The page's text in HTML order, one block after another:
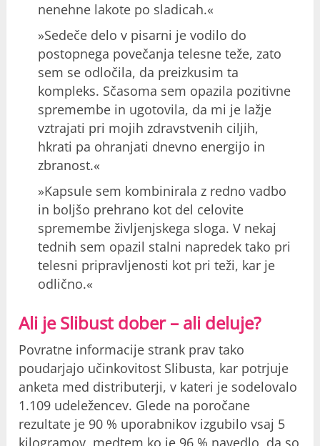
nenehne lakote po sladicah.«
»Sedeče delo v pisarni je vodilo do
postopnega povečanja telesne teže, zato
sem se odločila, da preizkusim ta
kompleks. Sčasoma sem opazila pozitivne
spremembe in ugotovila, da mi je lažje
vztrajati pri mojih zdravstvenih ciljih,
hkrati pa ohranjati dnevno energijo in
zbranost.«
»Kapsule sem kombinirala z redno vadbo
in boljšo prehrano kot del celovite
spremembe življenjskega sloga. V nekaj
tednih sem opazil stalni napredek tako pri
telesni pripravljenosti kot pri teži, kar je
odlično.«
Ali je Slibust dober – ali deluje?
Povratne informacije strank prav tako
poudarjajo učinkovitost Slibusta, kar potrjuje
anketa med distributerji, v kateri je sodelovalo
1.109 udeležencev. Glede na poročane
rezultate je 90 % uporabnikov izgubilo vsaj 5
kilogramov, medtem ko je 96 % navedlo, da so